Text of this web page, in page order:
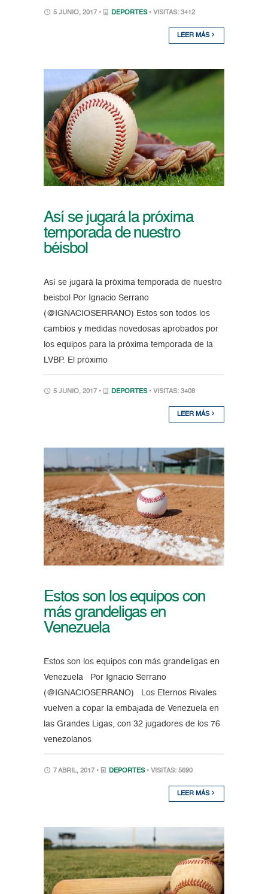
5 JUNIO, 2017 • DEPORTES • VISITAS: 3412
LEER MÁS
Así se jugará la próxima
temporada de nuestro
béisbol
Así se jugará la próxima temporada de nuestro
beisbol Por Ignacio Serrano
(@IGNACIOSERRANO) Estos son todos los
cambios y medidas novedosas aprobados por
los equipos para la próxima temporada de la
LVBP. El próximo
5 JUNIO, 2017 • DEPORTES • VISITAS: 3408
LEER MÁS
Estos son los equipos con
más grandeligas en
Venezuela
Estos son los equipos con más grandeligas en
Venezuela Por Ignacio Serrano
(@IGNACIOSERRANO) Los Eternos Rivales
vuelven a copar la embajada de Venezuela en
las Grandes Ligas, con 32 jugadores de los 76
venezolanos
7 ABRIL, 2017 • DEPORTES • VISITAS: 5690
LEER MÁS